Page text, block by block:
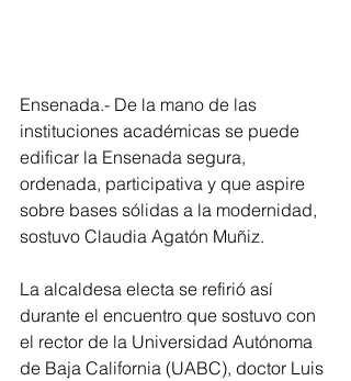
Ensenada.- De la mano de las
instituciones académicas se puede
edificar la Ensenada segura,
ordenada, participativa y que aspire
sobre bases sólidas a la modernidad,
sostuvo Claudia Agatón Muñiz.
La alcaldesa electa se refirió así
durante el encuentro que sostuvo con
el rector de la Universidad Autónoma
de Baja California (UABC), doctor Luis